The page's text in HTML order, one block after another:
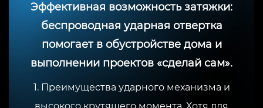
Эффективная возможность затяжки:
беспроводная ударная отвертка
помогает в обустройстве дома и
выполнении проектов «сделай сам».
1. Преимущества ударного механизма и